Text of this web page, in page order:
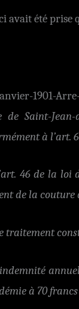
avait été prise
de Saint-
à l’art.
46 de la loi
de la couture
traitement
à 70 francs